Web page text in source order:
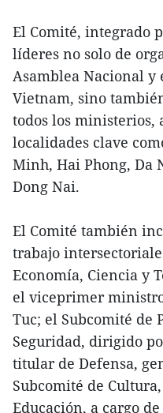
El Comité, integrado
líderes no solo de
Asamblea Nacional y
Vietnam, sino
todos los ministerios,
localidades clave
Minh, Hai Phong, Da
Dong Nai.
El Comité también
trabajo
Economía, Ciencia y
el viceprimer
Tuc; el Subcomité de
Seguridad, dirigido
titular de Defensa,
Subcomité de
Educación, a cargo